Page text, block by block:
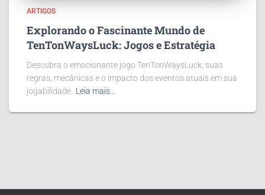
ARTIGOS
Explorando o Fascinante Mundo de
TenTonWaysLuck: Jogos e Estratégia
Descubra o emocionante jogo TenTonWaysLuck, suas
regras, mecânicas e o impacto dos eventos atuais em sua
jogabilidade. Leia mais…